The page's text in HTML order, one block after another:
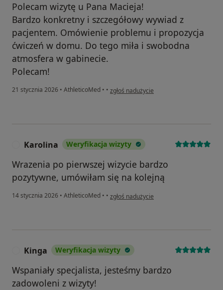
Polecam wizytę u Pana Macieja!
Bardzo konkretny i szczegółowy wywiad z
pacjentem. Omówienie problemu i propozycja
ćwiczeń w domu. Do tego miła i swobodna
atmosfera w gabinecie.
Polecam!
21 stycznia 2026 • AthleticoMed • • w opinii użytkownika Magda
zgłoś nadużycie
Karolina Weryfikacja wizyty
Wrazenia po pierwszej wizycie bardzo
pozytywne, umówiłam się na kolejną
14 stycznia 2026 • AthleticoMed • • w opinii użytkownika Karolina
zgłoś nadużycie
Kinga Weryfikacja wizyty
Wspaniały specjalista, jesteśmy bardzo
zadowoleni z wizyty!